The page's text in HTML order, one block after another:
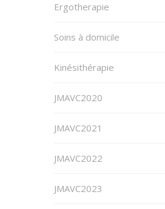
Ergotherapie
Soins à domicile
Kinésithérapie
JMAVC2020
JMAVC2021
JMAVC2022
JMAVC2023